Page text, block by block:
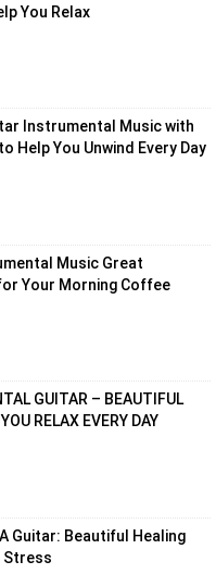
You Relax
Instrumental Music with
Help You Unwind Every Day
Music Great
Your Morning Coffee
GUITAR – BEAUTIFUL
RELAX EVERY DAY
Guitar: Beautiful Healing
Stress